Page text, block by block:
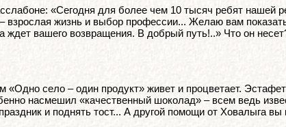
«Сегодня для более чем 10 тысяч ребят
взрослая жизнь и выбор профессии... Желаю вам
ждет вашего возвращения. В добрый путь!..» Что он
село – один продукт» живет и процветает.
насмешил «качественный шоколад» – всем ведь
и поднять тост... А другой помощи от Ховалыга вы